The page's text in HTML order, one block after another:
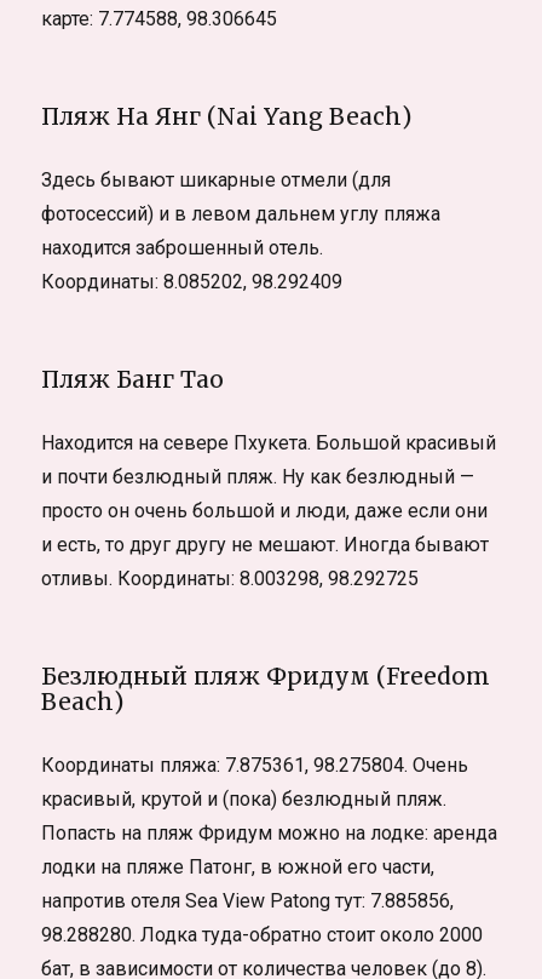
карте: 7.774588, 98.306645
Пляж На Янг (Nai Yang Beach)
Здесь бывают шикарные отмели (для
фотосессий) и в левом дальнем углу пляжа
находится заброшенный отель.
Координаты: 8.085202, 98.292409
Пляж Банг Тао
Находится на севере Пхукета. Большой красивый
и почти безлюдный пляж. Ну как безлюдный —
просто он очень большой и люди, даже если они
и есть, то друг другу не мешают. Иногда бывают
отливы. Координаты: 8.003298, 98.292725
Безлюдный пляж Фридум (Freedom
Beach)
Координаты пляжа: 7.875361, 98.275804. Очень
красивый, крутой и (пока) безлюдный пляж.
Попасть на пляж Фридум можно на лодке: аренда
лодки на пляже Патонг, в южной его части,
напротив отеля Sea View Patong тут: 7.885856,
98.288280. Лодка туда-обратно стоит около 2000
бат, в зависимости от количества человек (до 8).